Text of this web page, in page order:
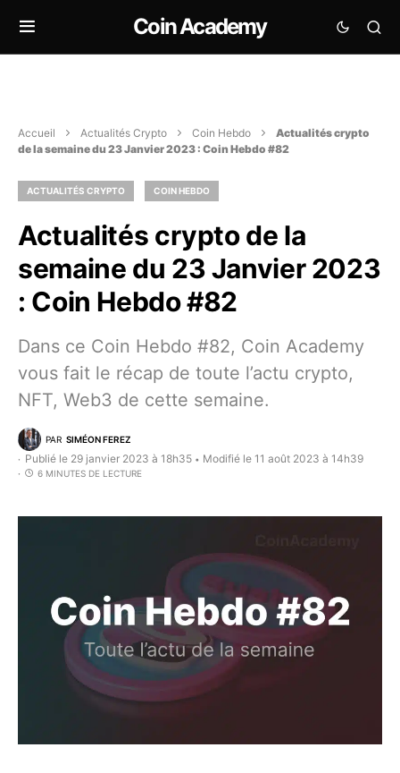
Coin Academy
Accueil Actualités Crypto Coin Hebdo
Actualités crypto
de la semaine du 23 Janvier 2023 : Coin Hebdo #82
ACTUALITÉS CRYPTO COIN HEBDO
Actualités crypto de la
semaine du 23 Janvier 2023
: Coin Hebdo #82
Dans ce Coin Hebdo #82, Coin Academy
vous fait le récap de toute l’actu crypto,
NFT, Web3 de cette semaine.
PAR SIMÉON FEREZ
Publié le 29 janvier 2023 à 18h35 • Modifié le 11 août 2023 à 14h39
6 MINUTES DE LECTURE